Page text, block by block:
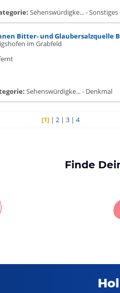
Sehenswürdigke... -
Bitter- und Glaubersalzquelle
im Grabfeld
Sehenswürdigke... - Denkmal
[1] |2 |3 |4
Finde